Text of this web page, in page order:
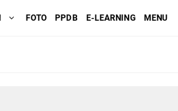
FOTO PPDB E-LEARNING MENU